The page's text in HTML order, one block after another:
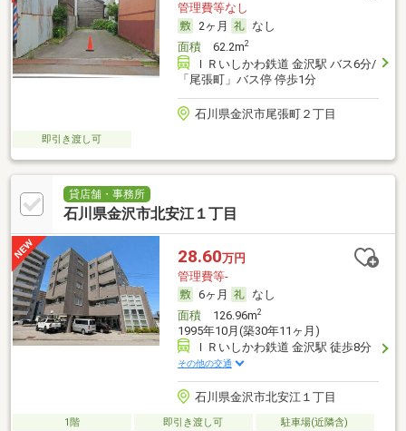
管理費等なし
2ヶ月
なし
面積62.2m2
ＩＲいしかわ鉄道 金沢駅 バス6分/
「尾張町」バス停 停歩1分
石川県金沢市尾張町２丁目
即引き渡し可
貸店舗・事務所
石川県金沢市北安江１丁目
28.60万円
管理費等-
6ヶ月
なし
面積126.96m2
1995年10月(築30年11ヶ月)
ＩＲいしかわ鉄道 金沢駅 徒歩8分
その他の交通
石川県金沢市北安江１丁目
1階 即引き渡し可
駐車場(近隣含)